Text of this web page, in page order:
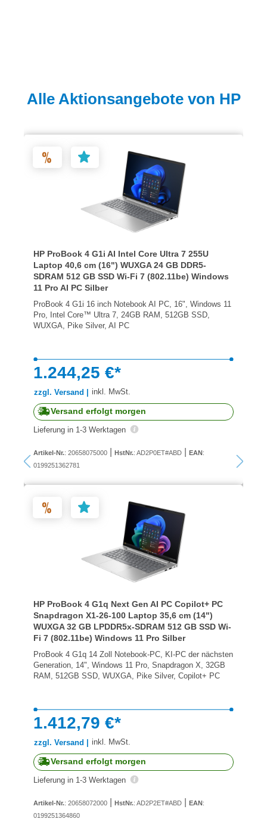
Produktgalerie überspringen
Alle Aktionsangebote von HP
HP ProBook 4 G1i AI Intel Core Ultra 7 255U
Laptop 40,6 cm (16") WUXGA 24 GB DDR5-
SDRAM 512 GB SSD Wi-Fi 7 (802.11be) Windows
11 Pro AI PC Silber
ProBook 4 G1i 16 inch Notebook AI PC, 16", Windows 11
Pro, Intel Core™ Ultra 7, 24GB RAM, 512GB SSD,
WUXGA, Pike Silver, AI PC
1.244,25 €*
zzgl. Versand | inkl. MwSt.
Versand erfolgt morgen
Lieferung in 1-3 Werktagen
Artikel-Nr.: 20658075000 HstNr.: AD2P0ET#ABD EAN:
0199251362781
HP ProBook 4 G1q Next Gen AI PC Copilot+ PC
Snapdragon X1-26-100 Laptop 35,6 cm (14")
WUXGA 32 GB LPDDR5x-SDRAM 512 GB SSD Wi-
Fi 7 (802.11be) Windows 11 Pro Silber
ProBook 4 G1q 14 Zoll Notebook-PC, KI-PC der nächsten
Generation, 14", Windows 11 Pro, Snapdragon X, 32GB
RAM, 512GB SSD, WUXGA, Pike Silver, Copilot+ PC
1.412,79 €*
zzgl. Versand | inkl. MwSt.
Versand erfolgt morgen
Lieferung in 1-3 Werktagen
Artikel-Nr.: 20658072000 HstNr.: AD2P2ET#ABD EAN:
0199251364860